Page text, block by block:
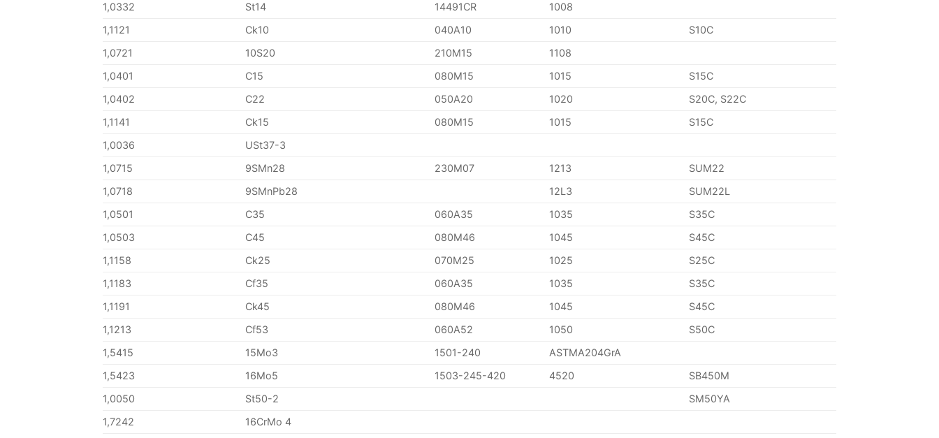
1,0332
St14 14491CR
1008
1,1121
Ck10 040A10 1010
S10C
1,0721
10S20 210M15
1108
1,0401
C15 080M15 1015
S15C
1,0402
C22 050A20 1020
S20C, S22C
1,1141
Ck15 080M15 1015
S15C
1,0036
USt37-3
1,0715
9SMn28 230M07 1213
SUM22
1,0718
9SMnPb28 12L3
SUM22L
1,0501
C35 060A35 1035
S35C
1,0503
C45 080M46 1045
S45C
1,1158
Ck25 070M25 1025
S25C
1,1183
Cf35 060A35 1035
S35C
1,1191
Ck45 080M46 1045
S45C
1,1213
Cf53 060A52 1050
S50C
1,5415
15Mo3 1501-240
ASTMA204GrA
1,5423
16Mo5 1503-245-420 4520
SB450M
1,0050
St50-2
SM50YA
1,7242
16CrMo 4